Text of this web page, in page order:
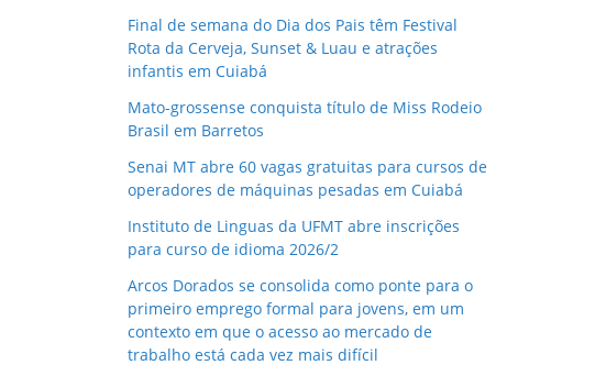
Final de semana do Dia dos Pais têm Festival
Rota da Cerveja, Sunset & Luau e atrações
infantis em Cuiabá
Mato-grossense conquista título de Miss Rodeio
Brasil em Barretos
Senai MT abre 60 vagas gratuitas para cursos de
operadores de máquinas pesadas em Cuiabá
Instituto de Linguas da UFMT abre inscrições
para curso de idioma 2026/2
Arcos Dorados se consolida como ponte para o
primeiro emprego formal para jovens, em um
contexto em que o acesso ao mercado de
trabalho está cada vez mais difícil